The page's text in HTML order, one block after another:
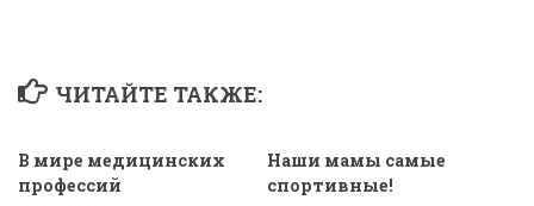
ЧИТАЙТЕ ТАКЖЕ:
В мире медицинских
профессий
Наши мамы самые
спортивные!